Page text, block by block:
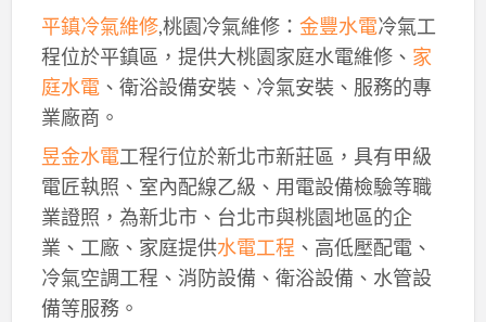
平鎮冷氣維修,桃園冷氣維修： 金豐水電冷氣工
程位於平鎮區，提供大桃園家庭水電維修、 家
庭水電、衛浴設備安裝、冷氣安裝、服務的專
業廠商。
昱金水電工程行位於新北市新莊區，具有甲級
電匠執照、室內配線乙級、用電設備檢驗等職
業證照，為新北市、台北市與桃園地區的企
業、工廠、家庭提供水電工程 、高低壓配電、
冷氣空調工程、消防設備、衛浴設備、水管設
備等服務。